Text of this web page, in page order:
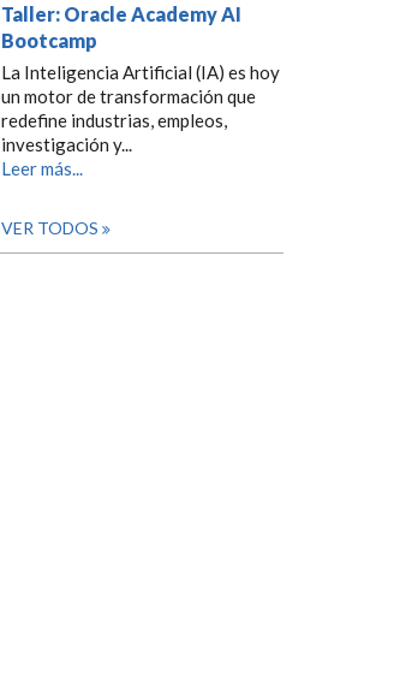
Taller: Oracle Academy AI
Bootcamp
La Inteligencia Artificial (IA) es hoy
un motor de transformación que
redefine industrias, empleos,
investigación y...
Leer más...
VER TODOS